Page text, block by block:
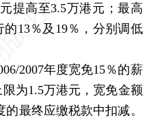
提高至3.5万港元；最高
13％及19％，分别调低
2007年度宽免15％的薪
为1.5万港元，宽免金额
的最终应缴税款中扣减。